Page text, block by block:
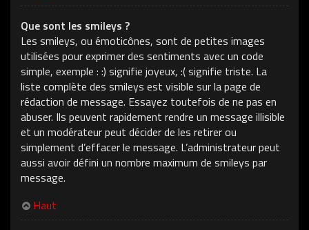
Que sont les smileys ?
Les smileys, ou émoticônes, sont de petites images
utilisées pour exprimer des sentiments avec un code
simple, exemple : :) signifie joyeux, :( signifie triste. La
liste complète des smileys est visible sur la page de
rédaction de message. Essayez toutefois de ne pas en
abuser. Ils peuvent rapidement rendre un message illisible
et un modérateur peut décider de les retirer ou
simplement d’effacer le message. L’administrateur peut
aussi avoir défini un nombre maximum de smileys par
message.
Haut